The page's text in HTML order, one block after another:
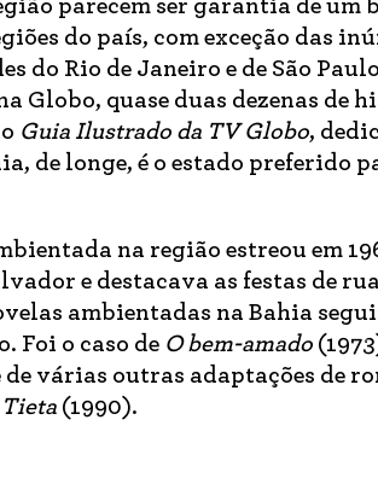
parecem ser garantia de um
do país, com exceção das
do Rio de Janeiro e de São
Globo, quase duas dezenas de
Guia Ilustrado da TV Globo,
de longe, é o estado preferido
na região estreou em
e destacava as festas de
ambientadas na Bahia
Foi o caso de O bem-amado
várias outras adaptações de
Tieta (1990).